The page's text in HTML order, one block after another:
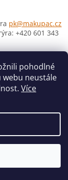
pohodlné
webu neustále
Více
pk@makupac.cz
+420 601 343
vyhrazena.